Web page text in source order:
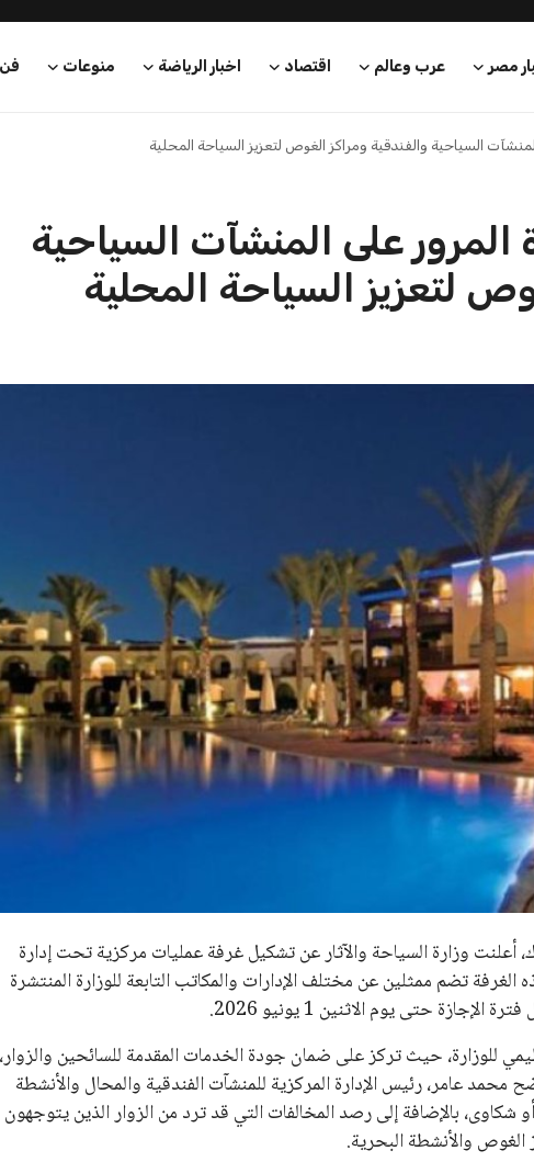
مصر عرب وعالم اقتصاد اخبار الرياضة منوعات
السياحية والفندقية ومراكز الغوص لتعزيز السياحة المحلية
المرور على المنشآت السياحية
لتعزيز السياحة المحلية
أعلنت وزارة السياحة والآثار عن تشكيل غرفة عمليات مركزية تحت إدارة
تضم ممثلين عن مختلف الإدارات والمكاتب التابعة للوزارة المنتشرة
حتى يوم الاثنين 1 يونيو 2026.
للوزارة، حيث تركز على ضمان جودة الخدمات المقدمة للسائحين والزوار،
عامر، رئيس الإدارة المركزية للمنشآت الفندقية والمحال والأنشطة
شكاوى، بالإضافة إلى رصد المخالفات التي قد ترد من الزوار الذين يتوجهون
الغوص والأنشطة البحرية.